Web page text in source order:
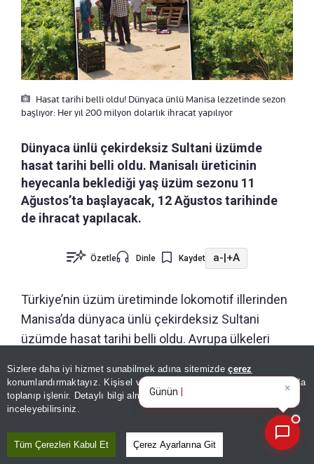
Sizlere daha iyi hizmet sunabilmek adına sitemizdeçerez
konumlandırmaktayız. Kişisel verileriniz, KVKK ve GDPR kapsamında
toplanıp işlenir. Detaylı bilgi almak içinAydınlatma Metnimizi
inceleyebilirsiniz.
Tüm Çerezleri Kabul Et Çerez Ayarlarına Git
Hasat tarihi belli oldu! Dünyaca ünlü Manisa lezzetinde sezon
başlıyor: Her yıl 200 milyon dolarlık ihracat yapılıyor
Dünyaca ünlü çekirdeksiz Sultani üzümde
hasat tarihi belli oldu. Manisalı üreticinin
heyecanla beklediği yaş üzüm sezonu 11
Ağustos’ta başlayacak, 12 Ağustos tarihinde
de ihracat yapılacak.
Özetle Dinle Kaydet a-|+A
Türkiye’nin üzüm üretiminde lokomotif illerinden
Manisa’da dünyaca ünlü çekirdeksiz Sultani
üzümde hasat tarihi belli oldu. Avrupa ülkeleri
tüketilen Manisa’nın dünyaca ünlü çekirdeksiz
Sultani üzümü için kesim ve ihracat tarihleri
belirlendi.
×
Günün spor, gündem ve
ekonomi gelişmelerini an